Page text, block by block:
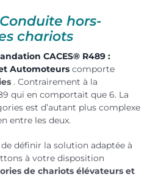
hors-
chariots
CACES® R489 :
Automoteurscomporte
. Contrairement à la
qui en comportait que 6. La
est d’autant plus complexe
entre les deux.
définir la solution adaptée à
à votre disposition
de chariots élévateurs et